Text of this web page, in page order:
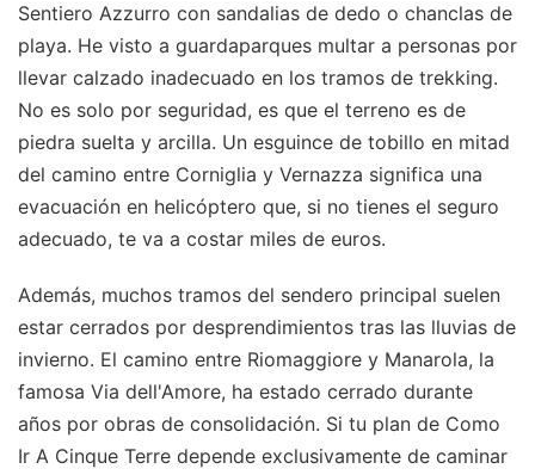
Sentiero Azzurro con sandalias de dedo o chanclas de
playa. He visto a guardaparques multar a personas por
llevar calzado inadecuado en los tramos de trekking.
No es solo por seguridad, es que el terreno es de
piedra suelta y arcilla. Un esguince de tobillo en mitad
del camino entre Corniglia y Vernazza significa una
evacuación en helicóptero que, si no tienes el seguro
adecuado, te va a costar miles de euros.
Además, muchos tramos del sendero principal suelen
estar cerrados por desprendimientos tras las lluvias de
invierno. El camino entre Riomaggiore y Manarola, la
famosa Via dell'Amore, ha estado cerrado durante
años por obras de consolidación. Si tu plan de Como
Ir A Cinque Terre depende exclusivamente de caminar